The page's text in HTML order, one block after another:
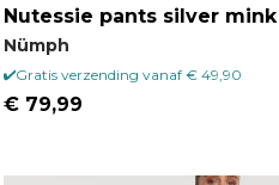
Nutessie pants silver mink
Nümph
Gratis verzending vanaf € 49,90
€ 79,99